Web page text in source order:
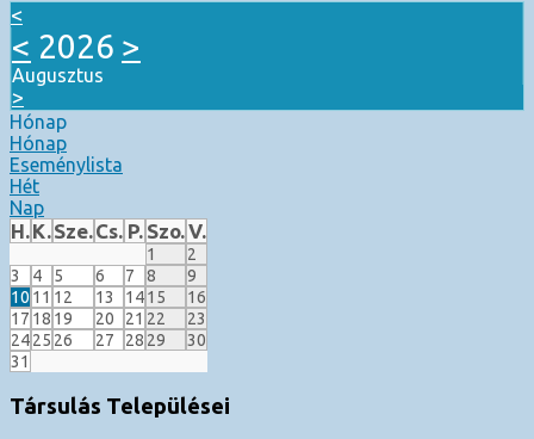
<
< 2026 >
Augusztus
>
Hónap
Hónap
Eseménylista
Hét
Nap
H.K.Sze.Cs. P. Szo.V.
1
2
3
4 5 6 7 8
9
10 11 12 13 1415
16
17 18 19 20 21 22
23
2425 26 27 28 29
30
31
Társulás Települései